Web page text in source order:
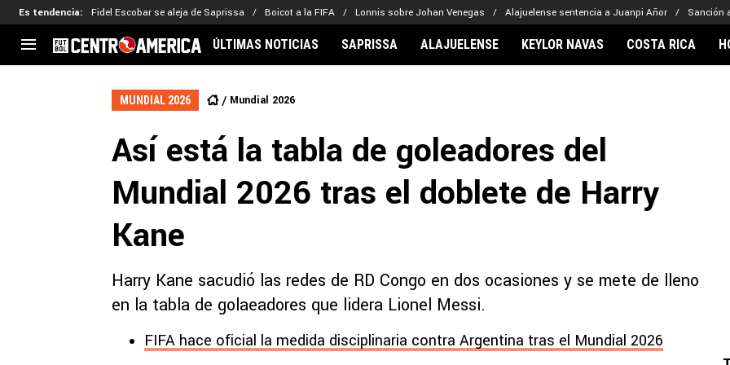
Es tendencia: Fidel Escobar se aleja de Saprissa Boicot a la FIFA Lonnis sobre Johan Venegas Alajuelense sentencia a Juanpi Añor Sanción
CENTROAMÉRICA
CONCACAF
Liga de Naciones
Copa de Campeones
MLS
Kervin Arriaga
Adalberto Carrasquilla
Nathaniel Méndez-Laing
Alajuelense
Comunicaciones
Real Estelí
Real Madrid
ÚLTIMAS NOTICIAS SAPRISSA ALAJUELENSE KEYLOR NAVAS COSTA RICA
MUNDIAL 2026 Mundial 2026
Así está la tabla de goleadores del
Mundial 2026 tras el doblete de Harry
Kane
Harry Kane sacudió las redes de RD Congo en dos ocasiones y se mete de lleno
en la tabla de golaeadores que lidera Lionel Messi.
FIFA hace oficial la medida disciplinaria contra Argentina tras el Mundial 2026